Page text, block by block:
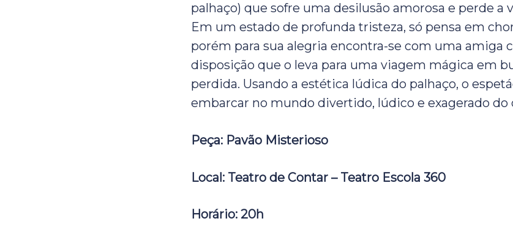
palhaço) que sofre uma desilusão amorosa e perde a
Em um estado de profunda tristeza, só pensa em
porém para sua alegria encontra-se com uma amiga
disposição que o leva para uma viagem mágica em
perdida. Usando a estética lúdica do palhaço, o
embarcar no mundo divertido, lúdico e exagerado do
Peça: Pavão Misterioso
Local: Teatro de Contar – Teatro Escola 360
Horário: 20h